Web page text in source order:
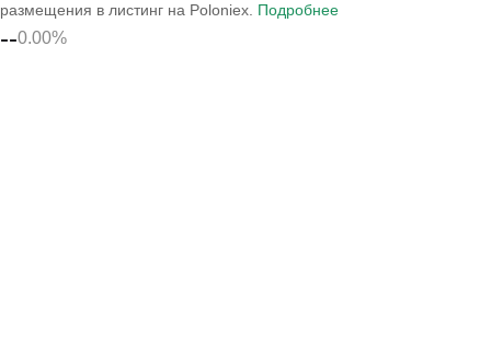
размещения в листинг на Poloniex. Подробнее
--0.00%